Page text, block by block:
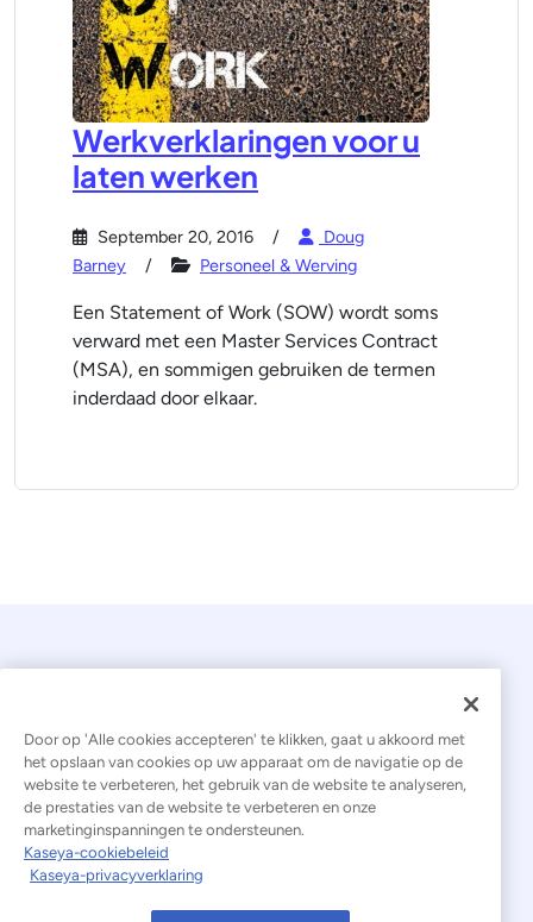
Werkverklaringen voor u
laten werken
September 20, 2016
Doug
Barney
Personeel & Werving
Een Statement of Work (SOW) wordt soms
verward met een Master Services Contract
(MSA), en sommigen gebruiken de termen
inderdaad door elkaar.
© 2026 Kaseya. Alle rechten voorbehouden.
Nederlands
Verklaring inzake moderne slavernij
Door op 'Alle cookies accepteren' te klikken, gaat u akkoord met
het opslaan van cookies op uw apparaat om de navigatie op de
website te verbeteren, het gebruik van de website te analyseren,
de prestaties van de website te verbeteren en onze
marketinginspanningen te ondersteunen.
Kaseya-cookiebeleid
Kaseya-privacyverklaring